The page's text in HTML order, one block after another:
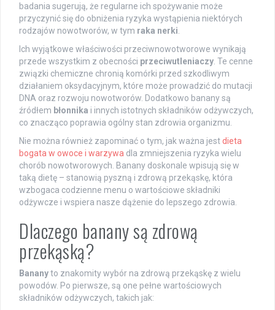
badania sugerują, że regularne ich spożywanie może
przyczynić się do obniżenia ryzyka wystąpienia niektórych
rodzajów nowotworów, w tym raka nerki
Ich wyjątkowe właściwości przeciwnowotworowe wynikają
przede wszystkim z obecności przeciwutleniaczy . Te cenne
związki chemiczne chronią komórki przed szkodliwym
działaniem oksydacyjnym, które może prowadzić do mutacji
DNA oraz rozwoju nowotworów. Dodatkowo banany są
źródłem błonnika i innych istotnych składników odżywczych,
co znacząco poprawia ogólny stan zdrowia organizmu.
Nie można również zapominać o tym, jak ważna jestdieta
bogata w owoce i warzywa dla zmniejszenia ryzyka wielu
chorób nowotworowych. Banany doskonale wpisują się w
taką dietę – stanowią pyszną i zdrową przekąskę, która
wzbogaca codzienne menu o wartościowe składniki
odżywcze i wspiera nasze dążenie do lepszego zdrowia.
Dlaczego banany są zdrową
przekąską?
Bananyto znakomity wybór na zdrową przekąskę z wielu
powodów. Po pierwsze, są one pełne wartościowych
składników odżywczych, takich jak: